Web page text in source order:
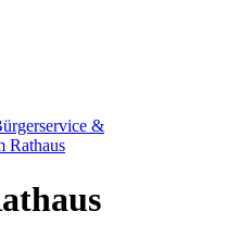
&
Rathaus